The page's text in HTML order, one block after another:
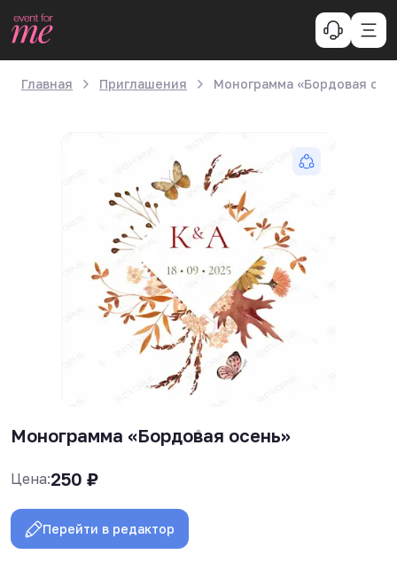
Главная Приглашения Монограмма «Бордовая
Монограмма «Бордовая осень»
Цена:250 ₽
Перейти в редактор